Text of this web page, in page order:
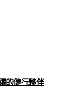
的健行夥伴